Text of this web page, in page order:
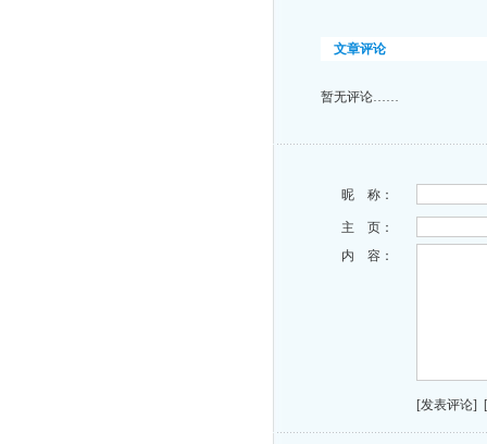
文章评论
暂无评论……
昵 称：
主 页：
内 容：
[发表评论]